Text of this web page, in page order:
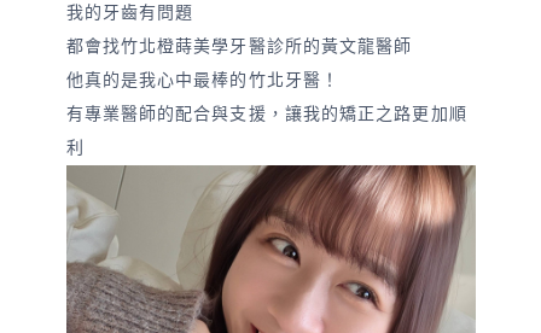
我的牙齒有問題
都會找竹北橙蒔美學牙醫診所的黃文龍醫師
他真的是我心中最棒的竹北牙醫！
有專業醫師的配合與支援，讓我的矯正之路更加順
利